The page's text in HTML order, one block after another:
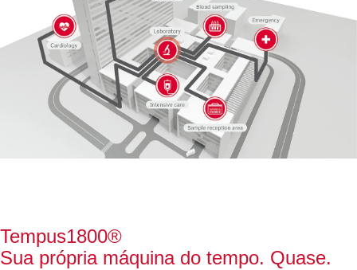
Tempus1800®
Sua própria máquina do tempo. Quase.